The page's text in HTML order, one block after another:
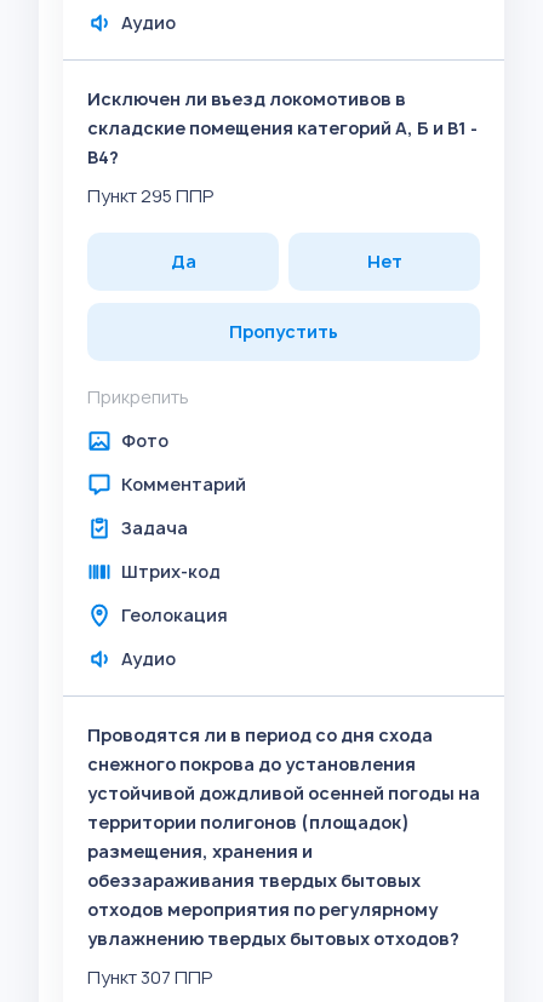
Аудио
Исключен ли въезд локомотивов в
складские помещения категорий А, Б и В1 -
В4?
Пункт 295 ППР
Да Нет
Пропустить
Прикрепить
Фото
Комментарий
Задача
Штрих-код
Геолокация
Аудио
Проводятся ли в период со дня схода
снежного покрова до установления
устойчивой дождливой осенней погоды на
территории полигонов (площадок)
размещения, хранения и
обеззараживания твердых бытовых
отходов мероприятия по регулярному
увлажнению твердых бытовых отходов?
Пункт 307 ППР